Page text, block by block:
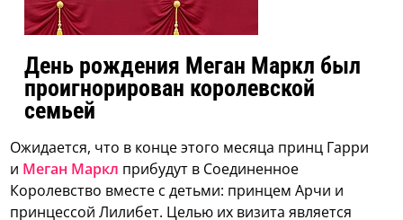
День рождения Меган Маркл был
проигнорирован королевской
семьей
Ожидается, что в конце этого месяца принц Гарри
и Меган Маркл прибудут в Соединенное
Королевство вместе с детьми: принцем Арчи и
принцессой Лилибет. Целью их визита является